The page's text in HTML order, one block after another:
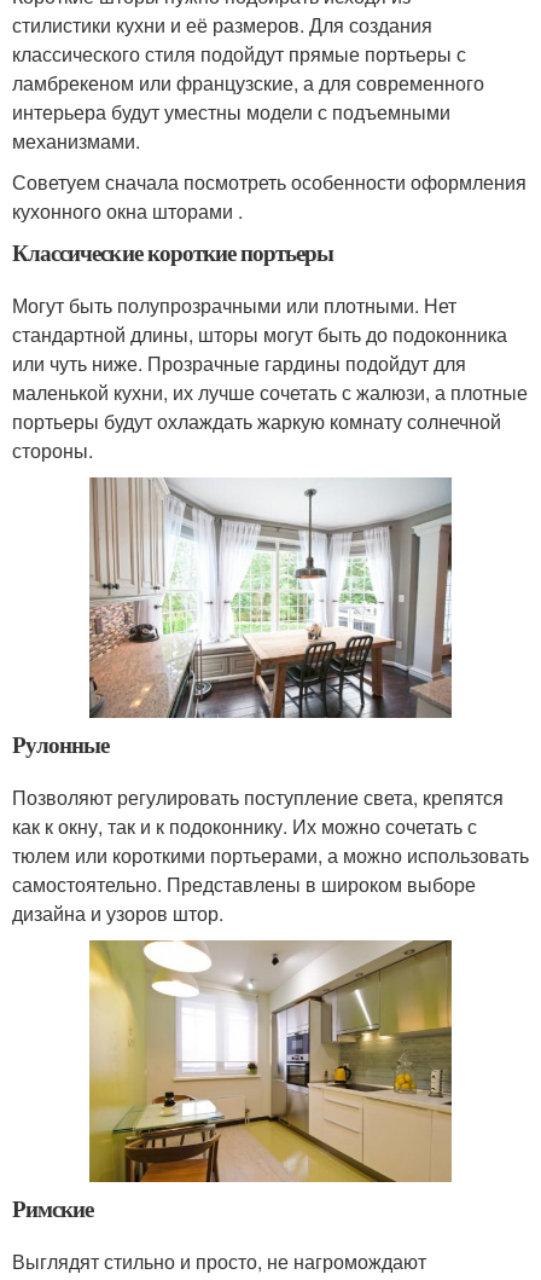
стилистики кухни и её размеров. Для создания
классического стиля подойдут прямые портьеры с
ламбрекеном или французские, а для современного
интерьера будут уместны модели с подъемными
механизмами.
Советуем сначала посмотреть особенности оформления
кухонного окна шторами .
Классические короткие портьеры
Могут быть полупрозрачными или плотными. Нет
стандартной длины, шторы могут быть до подоконника
или чуть ниже. Прозрачные гардины подойдут для
маленькой кухни, их лучше сочетать с жалюзи, а плотные
портьеры будут охлаждать жаркую комнату солнечной
стороны.
Рулонные
Позволяют регулировать поступление света, крепятся
как к окну, так и к подоконнику. Их можно сочетать с
тюлем или короткими портьерами, а можно использовать
самостоятельно. Представлены в широком выборе
дизайна и узоров штор.
Римские
Выглядят стильно и просто, не нагромождают